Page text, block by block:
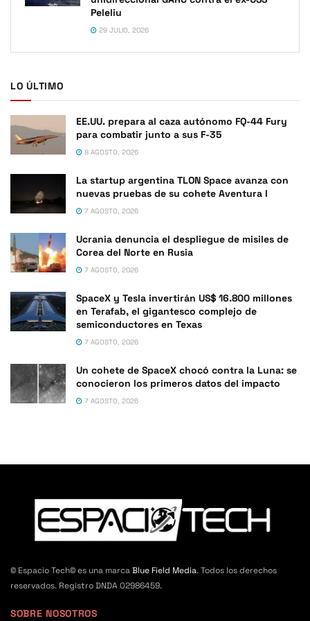
Peleliu
29 JULIO, 2026
LO ÚLTIMO
EE.UU. prepara al caza autónomo FQ-44 Fury
para combatir junto a sus F-35
8 AGOSTO, 2026
La startup argentina TLON Space avanza con
nuevas pruebas de su cohete Aventura I
7 AGOSTO, 2026
Ucrania denuncia el despliegue de misiles de
Corea del Norte en Rusia
7 AGOSTO, 2026
SpaceX y Tesla invertirán US$ 16.800 millones
en Terafab, el gigantesco complejo de
semiconductores en Texas
7 AGOSTO, 2026
Un cohete de SpaceX chocó contra la Luna: se
conocieron los primeros datos del impacto
7 AGOSTO, 2026
© Espacio Tech© es una marcaBlue Field Media. Todos los derechos
reservados. Registro DNDA 02986459.
SOBRE NOSOTROS